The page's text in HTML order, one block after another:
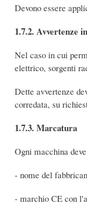
Devono essere
1.7.2. Avvertenze
Nel caso in cui
elettrico, sorgenti
Dette avvertenze
corredata, su
1.7.3. Marcatura
Ogni macchina
- nome del
- marchio CE con